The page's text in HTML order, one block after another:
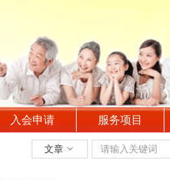
入会申请 服务项目
文章 ꀁ